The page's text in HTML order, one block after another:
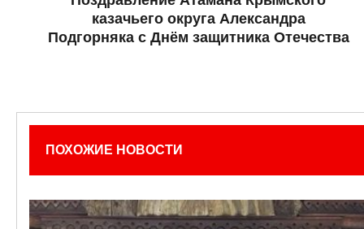
казачьего округа Александра
Подгорняка с Днём защитника Отечества
ПОХОЖИЕ НОВОСТИ